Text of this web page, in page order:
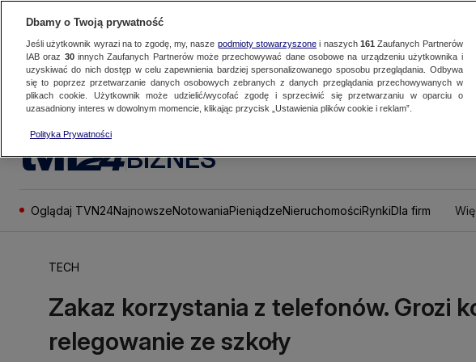
BIZNES
Oglądaj TVN24NajnowszeNotowaniaPieniądzeNieruchomościRynkiDla firm
TECH
Zakaz korzystania z telefonów. Grozi
relegowanie ze szkoły
Dbamy o Twoją prywatność
Jeśli użytkownik wyrazi na to zgodę, my, nasze podmioty stowarzyszonei naszych 161 Zaufanych Partnerów
IAB oraz 30innych Zaufanych Partnerów może przechowywać dane osobowe na urządzeniu użytkownika i
uzyskiwać do nich dostęp w celu zapewnienia bardziej spersonalizowanego sposobu przeglądania. Odbywa
się to poprzez przetwarzanie danych osobowych zebranych z danych przeglądania przechowywanych w
plikach cookie. Użytkownik może udzielić/wycofać zgodę i sprzeciwić się przetwarzaniu w oparciu o
uzasadniony interes w dowolnym momencie, klikając przycisk „Ustawienia plików cookie i reklam”.
Polityka Prywatności